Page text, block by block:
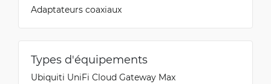
Adaptateurs coaxiaux
Types d'équipements
Ubiquiti UniFi Cloud Gateway Max